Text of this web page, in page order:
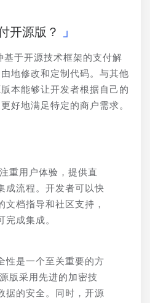
开源版？
于开源技术框架的支付解
地修改和定制代码。与其他
本能够让开发者根据自己的
好地满足特定的商户需求。
重用户体验，提供直
成流程。开发者可以快
文档指导和社区支持，
完成集成。
性是一个至关重要的方
版采用先进的加密技
据的安全。同时，开源